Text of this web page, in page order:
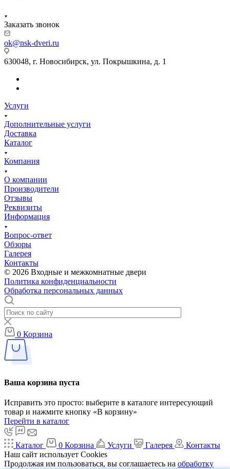
Заказать звонок
ok@nsk-dveri.ru
630048, г. Новосибирск, ул. Покрышкина, д. 1
Услуги
Дополнительные услуги
Доставка
Каталог
Компания
О компании
Производители
Отзывы
Реквизиты
Информация
Вопрос-ответ
Обзоры
Галерея
Контакты
© 2026 Входные и межкомнатные двери
Политика конфиденциальности
Обработка персональных данных
0 Корзина
Ваша корзина пуста
Исправить это просто: выберите в каталоге интересующий
товар и нажмите кнопку «В корзину»
Перейти в каталог
Каталог 0 Корзина Услуги Галерея
Контакты
Наш сайт использует Cookies
Продолжая им пользоваться, вы соглашаетесь на обработку